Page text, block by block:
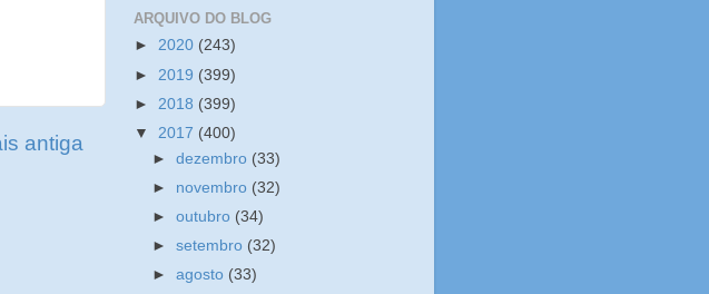
antiga
ARQUIVO DO BLOG
► 2020 (243)
► 2019 (399)
► 2018 (399)
▼ 2017 (400)
►dezembro (33)
► novembro (32)
►outubro (34)
►setembro (32)
►agosto (33)